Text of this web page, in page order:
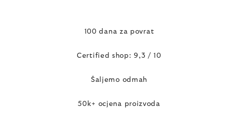
100 dana za povrat
Certified shop: 9,3 / 10
Šaljemo odmah
50k+ ocjena proizvoda